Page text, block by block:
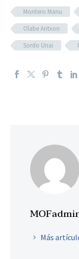
Montero Manu
Olabe Antxon
Sordo Unai
Más